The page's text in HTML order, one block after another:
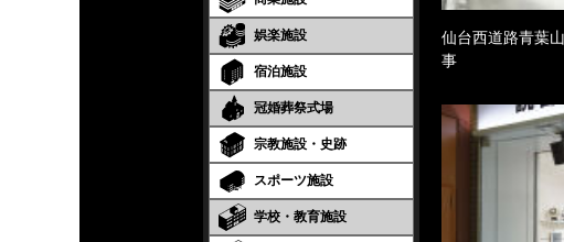
娯楽施設
宿泊施設
冠婚葬祭式場
宗教施設・史跡
スポーツ施設
学校・教育施設
仙台西道路青葉
事